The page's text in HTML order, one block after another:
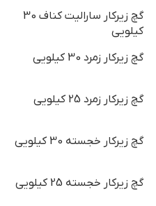
گچ زیرکار سارالیت کناف 30
کیلویی
گچ زیرکار زمرد 30 کیلویی
گچ زیرکار زمرد 25 کیلویی
گچ زیرکار خجسته 30 کیلویی
گچ زیرکار خجسته 25 کیلویی